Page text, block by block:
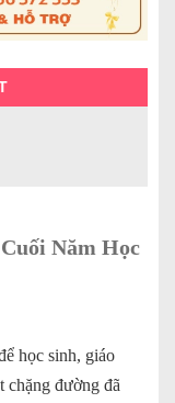
Năm Học
học sinh, giáo
chặng đường đã